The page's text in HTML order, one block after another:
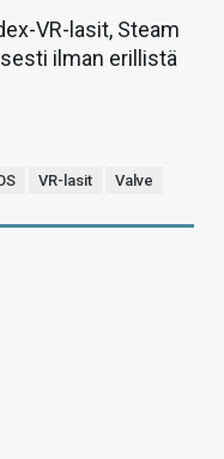
VR-lasit, Steam
ilman erillistä
VR-lasit Valve